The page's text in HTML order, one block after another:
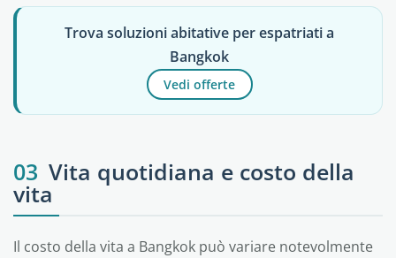
Trova soluzioni abitative per espatriati a
Bangkok
Vedi offerte
03 Vita quotidiana e costo della
vita
Il costo della vita a Bangkok può variare notevolmente